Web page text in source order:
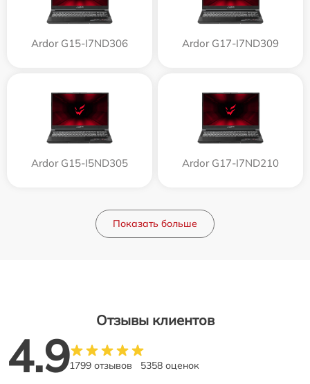
Ardor G15-I7ND306 Ardor G17-I7ND309
Ardor G15-I5ND305 Ardor G17-I7ND210
Показать больше
Отзывы клиентов
4.91799 отзывов 5358 оценок